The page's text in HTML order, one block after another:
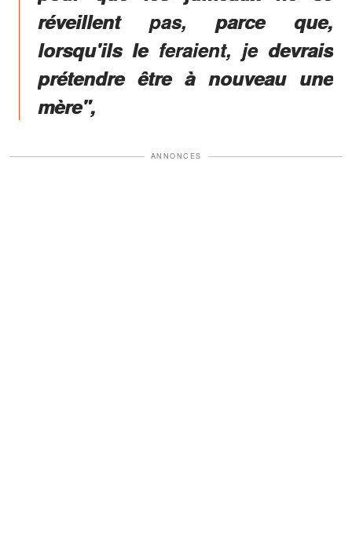
réveillent pas, parce que,
lorsqu'ils le feraient, je devrais
prétendre être à nouveau une
mère",
ANNONCES